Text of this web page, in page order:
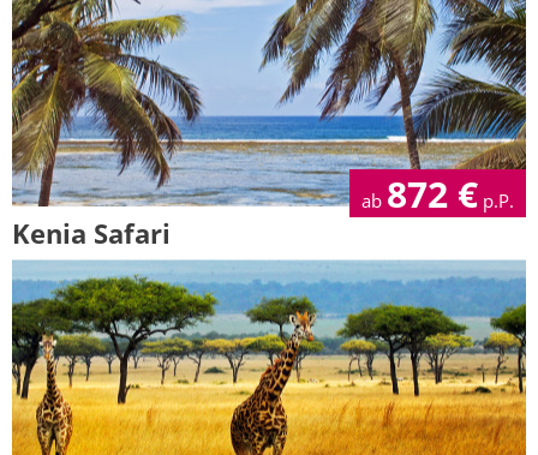
ab 872 € p.P.
Kenia Safari